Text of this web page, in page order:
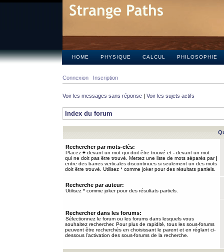
HOME PHYSIQUE CALCUL PHILOSOPHIE
Connexion Inscription
Voir les messages sans réponse | Voir les sujets actifs
Index du forum
Rechercher par mots-clés:
Placez + devant un mot qui doit être trouvé et - devant un mot
qui ne doit pas être trouvé. Mettez une liste de mots séparés par|
entre des barres verticales discontinues si seulement un des mots
doit être trouvé. Utilisez * comme joker pour des résultats partiels.
Recherche par auteur:
Utilisez * comme joker pour des résultats partiels.
Rechercher dans les forums:
Sélectionnez le forum ou les forums dans lesquels vous
souhaitez rechercher. Pour plus de rapidité, tous les sous-forums
peuvent être recherchés en choisissant le parent et en réglant ci-
dessous l’activation des sous-forums de la recherche.